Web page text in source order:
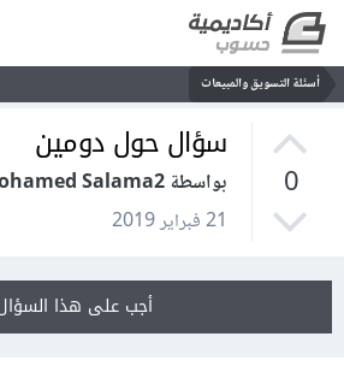
أسئلة التسويق والمبيعات
0
سؤال حول دومين
بواسطة Mohamed Salama2
21 فبراير 2019
أجب على هذا السؤال